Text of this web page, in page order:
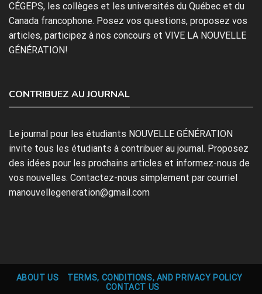
CÉGEPS, les collèges et les universités du Québec et du
Canada francophone. Posez vos questions, proposez vos
articles, participez à nos concours et VIVE LA NOUVELLE
GÉNÉRATION!
CONTRIBUEZ AU JOURNAL
Le journal pour les étudiants NOUVELLE GÉNÉRATION
invite tous les étudiants à contribuer au journal. Proposez
des idées pour les prochains articles et informez-nous de
vos nouvelles. Contactez-nous simplement par courriel
manouvellegeneration@gmail.com
ABOUT US
TERMS, CONDITIONS, AND PRIVACY POLICY
CONTACT US